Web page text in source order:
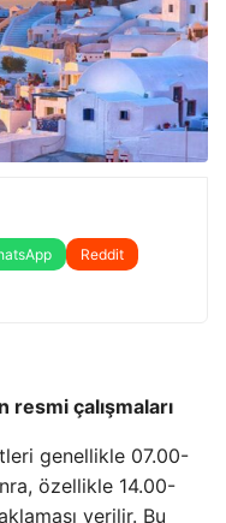
Reddit
çalışmaları
genellikle 07.00-
özellikle 14.00-
verilir. Bu